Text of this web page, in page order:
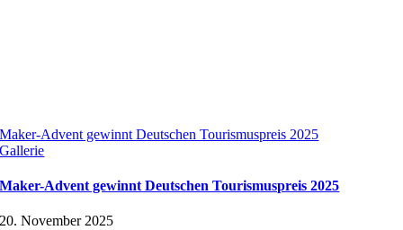
Maker-Advent gewinnt Deutschen Tourismuspreis 2025
Gallerie
Maker-Advent gewinnt Deutschen Tourismuspreis 2025
20. November 2025